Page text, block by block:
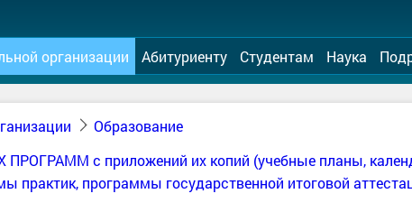
организации Абитуриенту Студентам Наука
Образование
с приложений их копий (учебные планы,
практик, программы государственной итоговой